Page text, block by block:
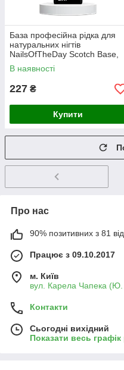
База професійна рідка для
натуральних нігтів
NailsOfTheDay Scotch Base,
10 мл
В наявності
227 ₴
Купити
Про нас
90% позитивних з 81
Працює з 09.10.2017
м. Київ
вул. Карела Чапека (Ю.
Контакти
Сьогодні вихідний
Показати весь